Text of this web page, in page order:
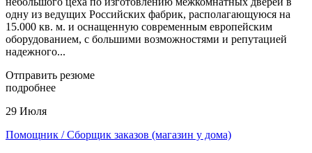
одну из ведущих Российских фабрик, располагающуюся на
15.000 кв. м. и оснащенную современным европейским
оборудованием, с большими возможностями и репутацией
надежного...
Отправить резюме
подробнее
29 Июля
Помощник / Сборщик заказов (магазин у дома)